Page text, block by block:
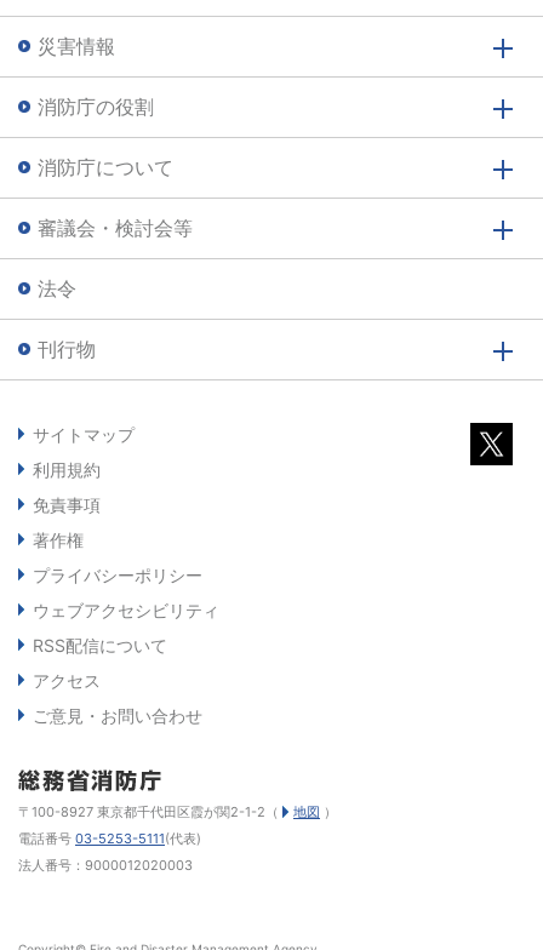
災害情報
消防庁の役割
消防庁について
審議会・検討会等
法令
刊行物
サイトマップ
利用規約
免責事項
著作権
プライバシーポリシー
ウェブアクセシビリティ
RSS配信について
アクセス
ご意見・お問い合わせ
〒100-8927 東京都千代田区霞が関2-1-2（ 地図 ）
電話番号 03-5253-5111(代表)
法人番号：9000012020003